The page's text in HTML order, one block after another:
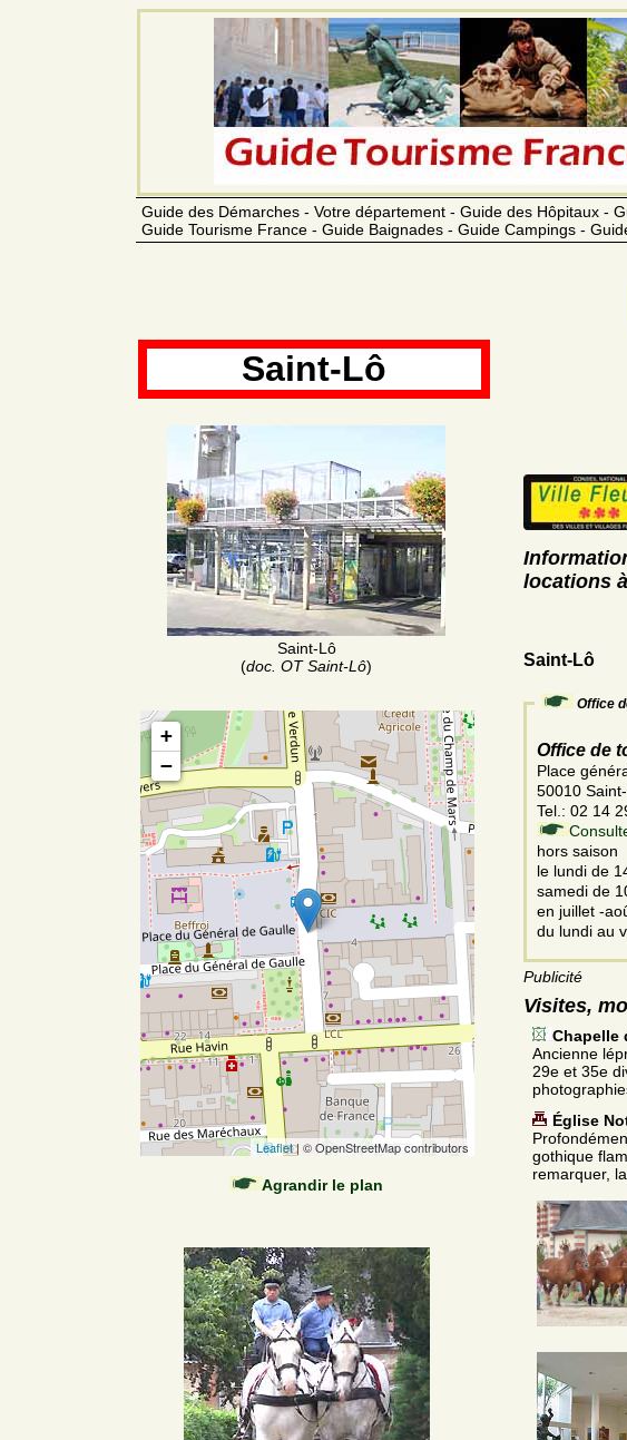
Guide des Démarches - Votre département - Guide des Hôpitaux -
Guide Tourisme France - Guide Baignades - Guide Campings -
Saint-Lô
Saint-Lô
(doc. OT Saint-Lô)
+
−
Leaflet| © OpenStreetMap contributors
Agrandir le plan
locations
Saint-Lô
Office
Office de
Place
50010
Tel.: 02 14
hors saison
le lundi de
samedi de
en juillet -
du lundi au
Publicité
Visites,
Chapelle
Ancienne
29e et 35e
Église
gothique
remarquer,